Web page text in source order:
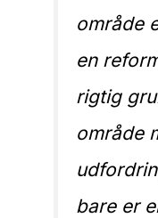
område
en
rigtig
område
bare er